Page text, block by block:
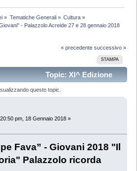
» Tematiche Generali» Cultura»
- Palazzolo Acreide 27 e 28 gennaio 2018
« precedente successivo »
STAMPA
Topic: XI^ Edizione
- Palazzolo Acreide 27 e 28
volte)
questo topic.
pm, 18 Gennaio 2018 »
Fava” - Giovani 2018 "Il
Palazzolo ricorda